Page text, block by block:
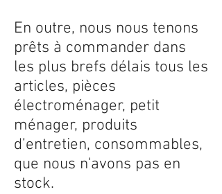
En outre, nous nous tenons
prêts à commander dans
les plus brefs délais tous les
articles, pièces
électroménager, petit
ménager, produits
d’entretien, consommables,
que nous n'avons pas en
stock.